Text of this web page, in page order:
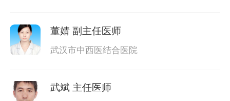
董婧 副主任医师
武汉市中西医结合医院
武斌 主任医师